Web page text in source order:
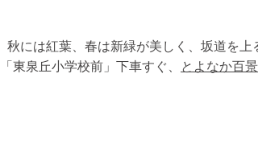
には紅葉、春は新緑が美しく、坂道を上
東泉丘小学校前」下車すぐ、 とよなか百